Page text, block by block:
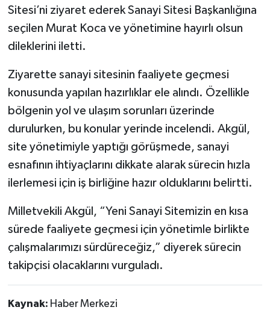
Sitesi’ni ziyaret ederek Sanayi Sitesi Başkanlığına
seçilen Murat Koca ve yönetimine hayırlı olsun
dileklerini iletti.
Ziyarette sanayi sitesinin faaliyete geçmesi
konusunda yapılan hazırlıklar ele alındı. Özellikle
bölgenin yol ve ulaşım sorunları üzerinde
durulurken, bu konular yerinde incelendi. Akgül,
site yönetimiyle yaptığı görüşmede, sanayi
esnafının ihtiyaçlarını dikkate alarak sürecin hızla
ilerlemesi için iş birliğine hazır olduklarını belirtti.
Milletvekili Akgül, “Yeni Sanayi Sitemizin en kısa
sürede faaliyete geçmesi için yönetimle birlikte
çalışmalarımızı sürdüreceğiz,” diyerek sürecin
takipçisi olacaklarını vurguladı.
Kaynak: Haber Merkezi